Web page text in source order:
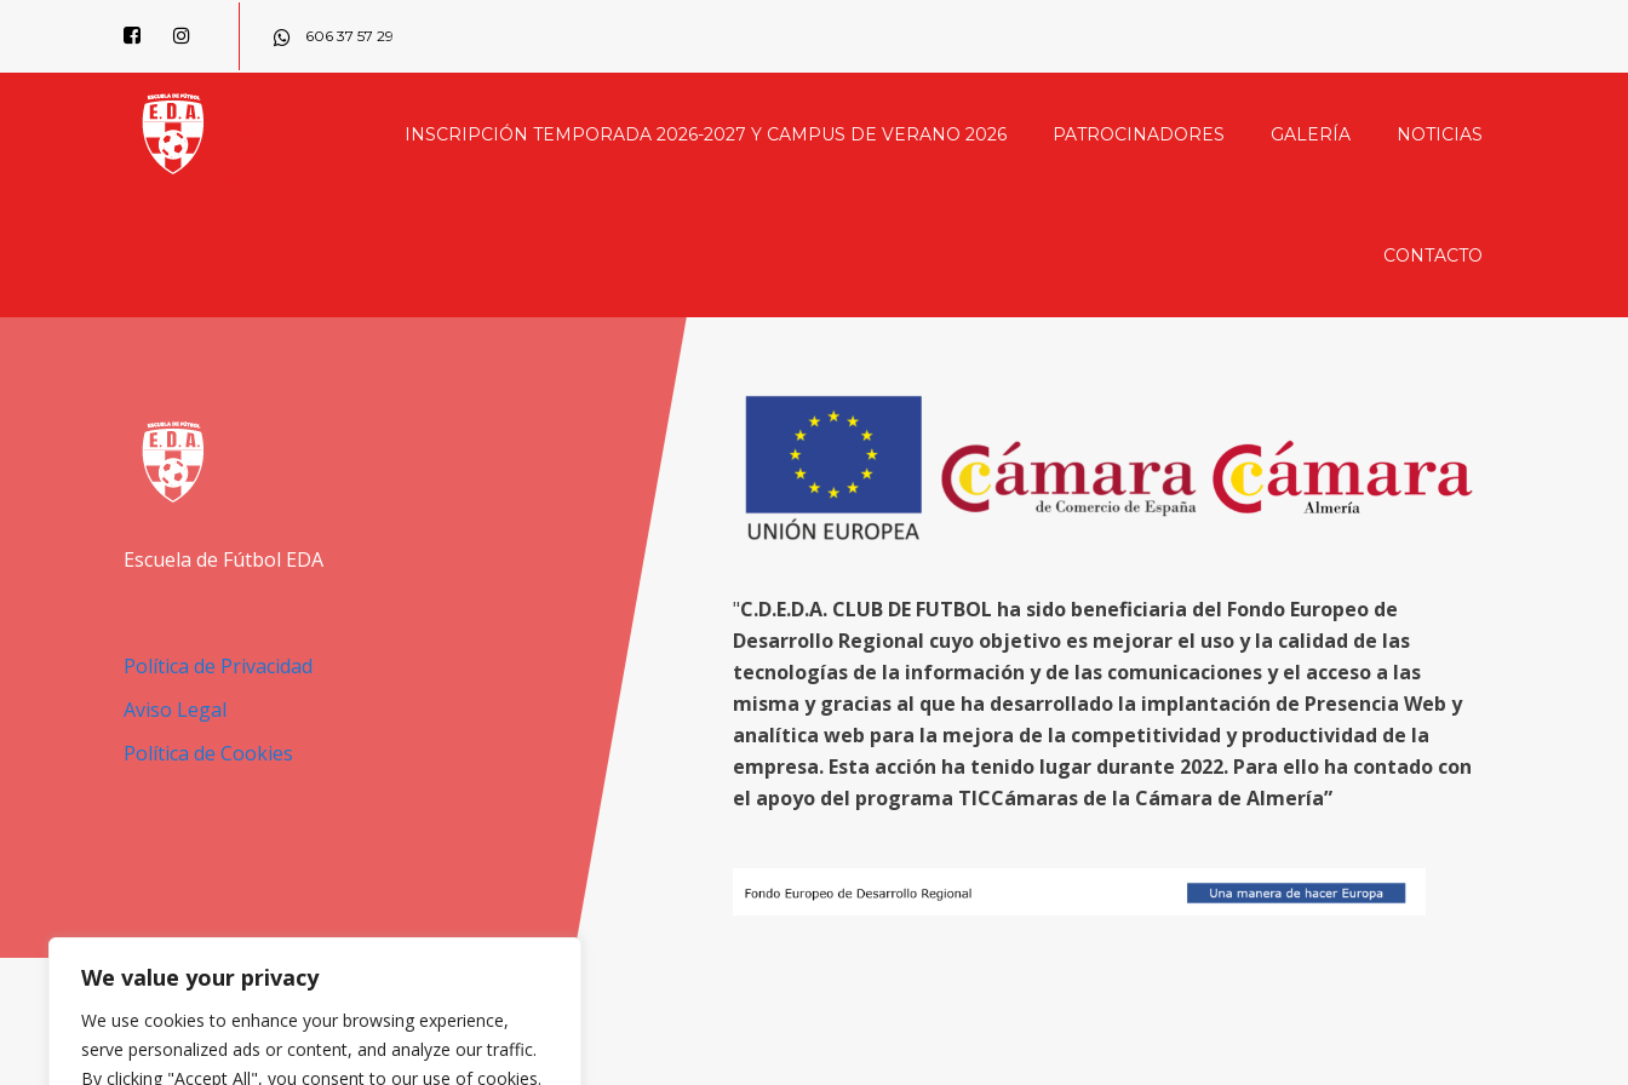
We value your privacy
We use cookies to enhance your browsing experience,
serve personalized ads or content, and analyze our traffic.
By clicking "Accept All", you consent to our use of cookies.
606 37 57 29
INSCRIPCIÓN TEMPORADA 2026-2027 Y CAMPUS DE VERANO 2026 PATROCINADORES GALERÍA NOTICIAS
CONTACTO
Escuela de Fútbol EDA
Política de Privacidad
Aviso Legal
Política de Cookies
"C.D.E.D.A. CLUB DE FUTBOL ha sido beneficiaria del Fondo Europeo de
Desarrollo Regional cuyo objetivo es mejorar el uso y la calidad de las
tecnologías de la información y de las comunicaciones y el acceso a las
misma y gracias al que ha desarrollado la implantación de Presencia Web y
analítica web para la mejora de la competitividad y productividad de la
empresa. Esta acción ha tenido lugar durante 2022. Para ello ha contado con
el apoyo del programa TICCámaras de la Cámara de Almería”